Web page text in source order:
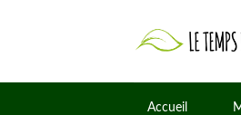
Accueil